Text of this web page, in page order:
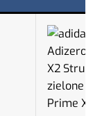
Prime X 2